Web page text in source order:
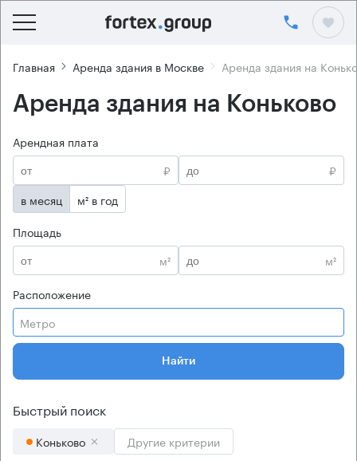
Главная Аренда здания в Москве Аренда здания на
Аренда здания на Коньково
Арендная плата
₽
₽
в месяц
м² в год
Площадь
м²
м²
Расположение
Метро
Найти
Быстрый поиск
Коньково Другие критерии